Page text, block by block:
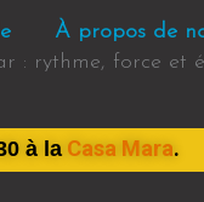
À propos de
: rythme, force et
à la Casa Mara.